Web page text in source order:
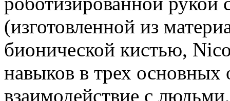
(изготовленной из
бионической кистью,
навыков в трех основных
взаимодействие с